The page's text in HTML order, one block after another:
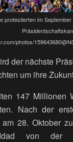
protestierten im
photos/
der nächste
um ihre
147 Millionen
Nach der
28. Oktober
von der